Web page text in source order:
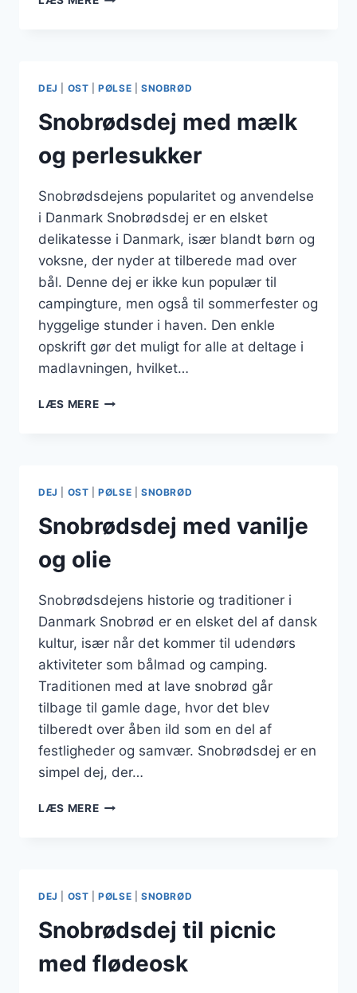
DEJ OST |PØLSE SNOBRØD
Snobrødsdej med mælk
og perlesukker
Snobrødsdejens popularitet og anvendelse
i Danmark Snobrødsdej er en elsket
delikatesse i Danmark, især blandt børn og
voksne, der nyder at tilberede mad over
bål. Denne dej er ikke kun populær til
campingture, men også til sommerfester og
hyggelige stunder i haven. Den enkle
opskrift gør det muligt for alle at deltage i
madlavningen, hvilket…
LÆS MERESNOBRØDSDEJ
DEJ OST |PØLSE SNOBRØD
Snobrødsdej med vanilje
og olie
Snobrødsdejens historie og traditioner i
Danmark Snobrød er en elsket del af dansk
kultur, især når det kommer til udendørs
aktiviteter som bålmad og camping.
Traditionen med at lave snobrød går
tilbage til gamle dage, hvor det blev
tilberedt over åben ild som en del af
festligheder og samvær. Snobrødsdej er en
simpel dej, der…
LÆS MERESNOBRØDSDEJ
DEJ OST |PØLSE SNOBRØD
Snobrødsdej til picnic
med flødeosk